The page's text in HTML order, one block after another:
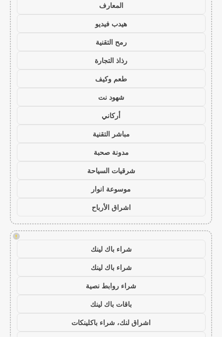
المعارف
هيدب فيديو
رمح التقنية
رذاذ التجارة
طعم وكيف
شهود نت
أركاني
مباشر التقنية
مدونة صحبة
شرقيات السياحة
موسوعة انوار
اشراق الأرباح
!
شراء باك لينك
شراء باك لينك
شراء روابط نصية
باقات باك لينك
اشراق لنك، شراء باكلينكات